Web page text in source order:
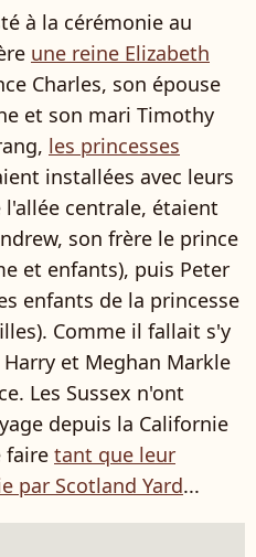
à la cérémonie au
une reine Elizabeth
Charles, son épouse
et son mari Timothy
les princesses
installées avec leurs
centrale, étaient
son frère le prince
et enfants), puis Peter
enfants de la princesse
Comme il fallait s'y
et Meghan Markle
Les Sussex n'ont
depuis la Californie
faire tant que leur
par Scotland Yard...